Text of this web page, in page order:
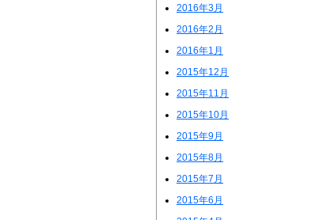
2016年3月
2016年2月
2016年1月
2015年12月
2015年11月
2015年10月
2015年9月
2015年8月
2015年7月
2015年6月